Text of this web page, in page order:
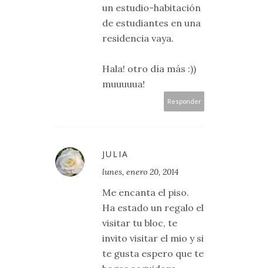
un estudio-habitación
de estudiantes en una
residencia vaya.
Hala! otro día más :))
muuuuua!
Responder
JULIA
lunes, enero 20, 2014
Me encanta el piso.
Ha estado un regalo el
visitar tu bloc, te
invito visitar el mio y si
te gusta espero que te